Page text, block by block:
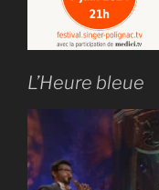
L’Heure bleue